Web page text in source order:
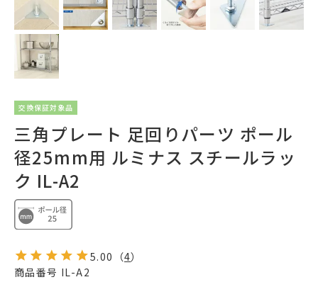
交換保証対象品
三角プレート 足回りパーツ ポール
径25mm用 ルミナス スチールラッ
ク IL-A2
5.00 （4）
商品番号 IL-A2